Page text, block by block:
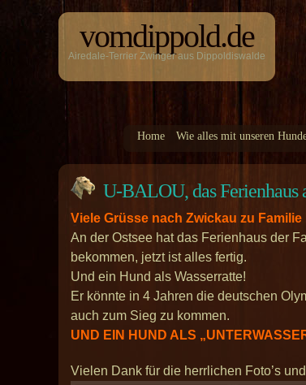
vomdippold.de
Airedale-Terrier Zwinger aus Dippoldiswalde
Home Wie alles mit unseren
U-BALOU, das Ferienhaus
Viele Grüsse nach Zwickau zu
An der Ostsee hat das Ferienhaus der
bekommen, jetzt ist alles fertig.
Und ein Hund als Wasserratte!
Er könnte in 4 Jahren die deutschen
auch zum Sieg zu kommen.
UND EIN HUND ALS
Vielen Dank für die herrlichen Foto’s